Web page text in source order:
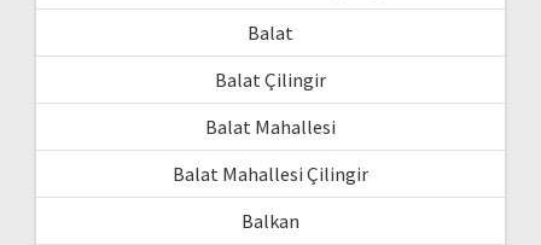
Balat
Balat Çilingir
Balat Mahallesi
Balat Mahallesi Çilingir
Balkan